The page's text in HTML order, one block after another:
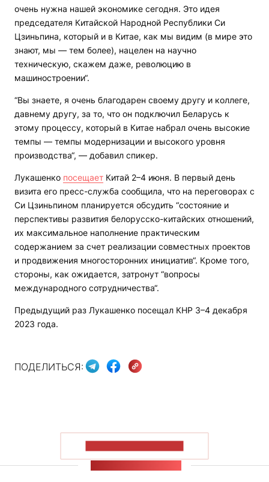
очень нужна нашей экономике сегодня. Это идея
председателя Китайской Народной Республики Си
Цзиньпина, который и в Китае, как мы видим (в мире это
знают, мы — тем более), нацелен на научно
техническую, скажем даже, революцию в
машиностроении“.
“Вы знаете, я очень благодарен своему другу и коллеге,
давнему другу, за то, что он подключил Беларусь к
этому процессу, который в Китае набрал очень высокие
темпы — темпы модернизации и высокого уровня
производства“, — добавил спикер.
Лукашенко посещает Китай 2–4 июня. В первый день
визита его пресс-служба сообщила, что на переговорах с
Си Цзиньпином планируется обсудить “состояние и
перспективы развития белорусско-китайских отношений,
их максимальное наполнение практическим
содержанием за счет реализации совместных проектов
и продвижения многосторонних инициатив“. Кроме того,
стороны, как ожидается, затронут “вопросы
международного сотрудничества“.
Предыдущий раз Лукашенко посещал КНР 3–4 декабря
2023 года.
ПОДЕЛИТЬСЯ: